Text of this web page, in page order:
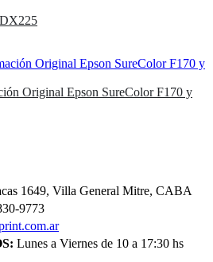
Original Epson SureColor F170 y
1649, Villa General Mitre, CABA
9773
Lunes a Viernes de 10 a 17:30 hs